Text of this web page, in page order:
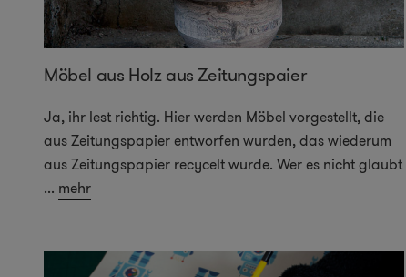
Möbel aus Holz aus Zeitungspaier
Ja, ihr lest richtig. Hier werden Möbel vorgestellt, die
aus Zeitungspapier entworfen wurden, das wiederum
aus Zeitungspapier recycelt wurde. Wer es nicht glaubt
... mehr